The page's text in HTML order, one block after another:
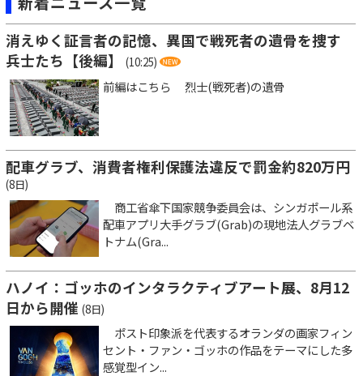
消えゆく証言者の記憶、異国で戦死者の遺骨を捜す
兵士たち【後編】
(10:25)
前編はこちら 烈士(戦死者)の遺骨
配車グラブ、消費者権利保護法違反で罰金約820万円
(8日)
商工省傘下国家競争委員会は、シンガポール系
配車アプリ大手グラブ(Grab)の現地法人グラブベ
トナム(Gra...
ハノイ：ゴッホのインタラクティブアート展、8月12
日から開催 (8日)
ポスト印象派を代表するオランダの画家フィン
セント・ファン・ゴッホの作品をテーマにした多
感覚型イン...